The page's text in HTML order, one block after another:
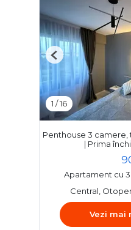
1 /16
Previous
Penthouse 3 camere,
| Prima
Apartament cu
Central,
Vezi mai